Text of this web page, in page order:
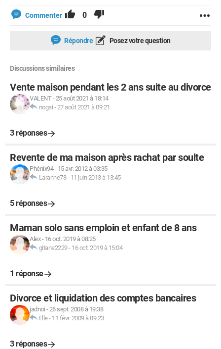
Commenter 0
Répondre Posez votre question
Discussions similaires
Vente maison pendant les 2 ans suite au divorce
VALENT-25 août 2021 à 18:14
nogai -27 août 2021 à 09:21
3 réponses
Revente de ma maison après rachat par soulte
Phénix94- 15 avr. 2012 à 03:35
Laranne78- 11 juin 2013 à 13:45
5 réponses
Maman solo sans emploin et enfant de 8 ans
Alex- 16 oct. 2019 à 08:25
gitane2229- 16 oct. 2019 à 15:04
1 réponse
Divorce et liquidation des comptes bancaires
jadnoi -26 sept. 2008 à 19:38
Elle- 11 févr. 2009 à 09:23
3 réponses